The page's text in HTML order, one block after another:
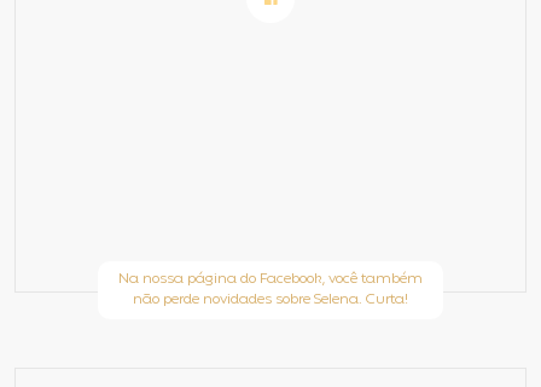
Na nossa página do Facebook, você também
não perde novidades sobre Selena. Curta!